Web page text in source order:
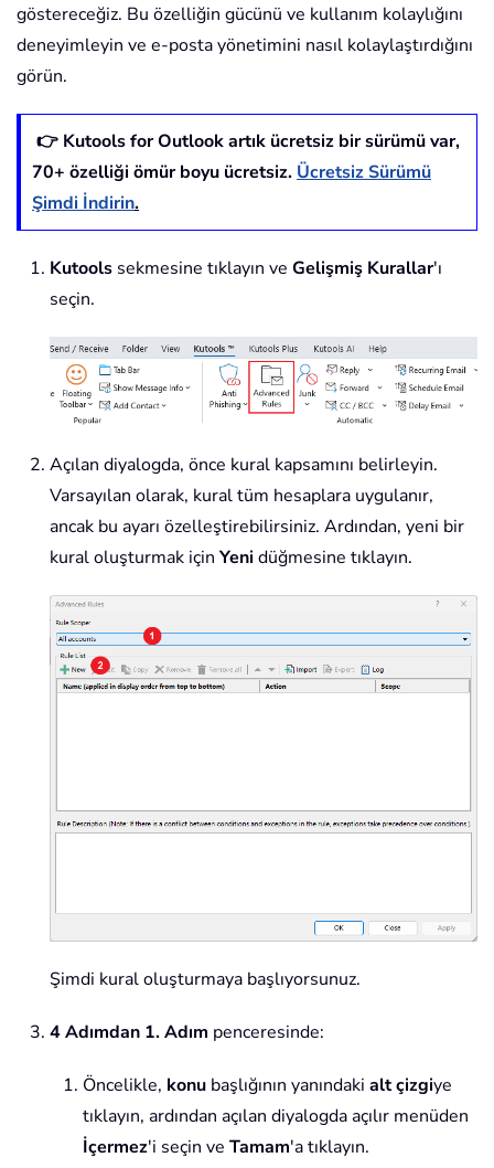
göstereceğiz. Bu özelliğin gücünü ve kullanım kolaylığını
deneyimleyin ve e-posta yönetimini nasıl kolaylaştırdığını
görün.
👉 Kutools for Outlook artık ücretsiz bir sürümü var,
70+ özelliği ömür boyu ücretsiz. Ücretsiz Sürümü
Şimdi İndirin.
Kutools sekmesine tıklayın ve Gelişmiş Kurallar'ı
seçin.
Açılan diyalogda, önce kural kapsamını belirleyin.
Varsayılan olarak, kural tüm hesaplara uygulanır,
ancak bu ayarı özelleştirebilirsiniz. Ardından, yeni bir
kural oluşturmak için Yeni düğmesine tıklayın.
Şimdi kural oluşturmaya başlıyorsunuz.
4 Adımdan 1. Adım penceresinde:
Öncelikle, konu başlığının yanındaki alt çizgiye
tıklayın, ardından açılan diyalogda açılır menüden
İçermez'i seçin ve Tamam'a tıklayın.